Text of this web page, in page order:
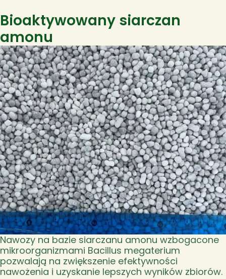
Bioaktywowany siarczan
amonu
Nawozy na bazie siarczanu amonu wzbogacone
mikroorganizmami Bacillus megaterium
pozwalają na zwiększenie efektywności
nawożenia i uzyskanie lepszych wyników zbiorów.